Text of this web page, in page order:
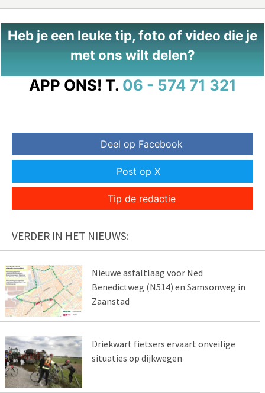
Heb je een leuke tip, foto of video die je
met ons wilt delen?
APP ONS! T. 06 - 574 71 321
Deel op Facebook
Post op X
Tip de redactie
VERDER IN HET NIEUWS:
Nieuwe asfaltlaag voor Ned
Benedictweg (N514) en Samsonweg in
Zaanstad
Driekwart fietsers ervaart onveilige
situaties op dijkwegen